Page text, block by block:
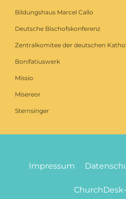
Bildungshaus Marcel Callo
Deutsche Bischofskonferenz
Zentralkomitee der deutschen
Bonifatiuswerk
Missio
Misereor
Sternsinger
Impressum